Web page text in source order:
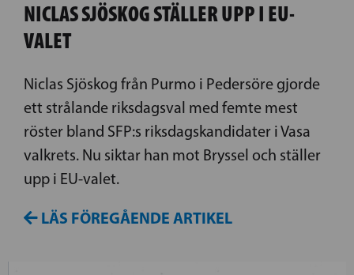
NICLAS SJÖSKOG STÄLLER UPP I EU-
VALET
Niclas Sjöskog från Purmo i Pedersöre gjorde
ett strålande riksdagsval med femte mest
röster bland SFP:s riksdagskandidater i Vasa
valkrets. Nu siktar han mot Bryssel och ställer
upp i EU-valet.
LÄS FÖREGÅENDE ARTIKEL